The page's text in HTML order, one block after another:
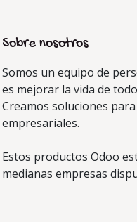
Sobre nosotros
Somos un equipo de
es mejorar la vida de
Creamos soluciones
empresariales.
Estos productos Odoo
medianas empresas